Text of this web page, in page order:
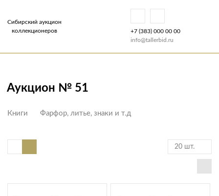
Сибирский аукцион
коллекционеров
+7 (383) 000 00 00
info@tallerbid.ru
Аукцион № 51
Книги Фарфор, литье, знаки и т.д
20 шт.